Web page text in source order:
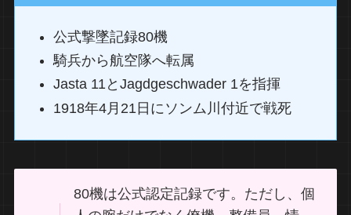
公式撃墜記録80機
騎兵から航空隊へ転属
Jasta 11とJagdgeschwader 1を指揮
1918年4月21日にソンム川付近で戦死
80機は公式認定記録です。ただし、個